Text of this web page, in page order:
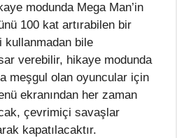
modunda Mega Man’in
100 kat artırabilen bir
bile
verebilir, hikaye modunda
meşgul olan oyuncular için
ekranından her zaman
çevrimiçi savaşlar
kapatılacaktır.